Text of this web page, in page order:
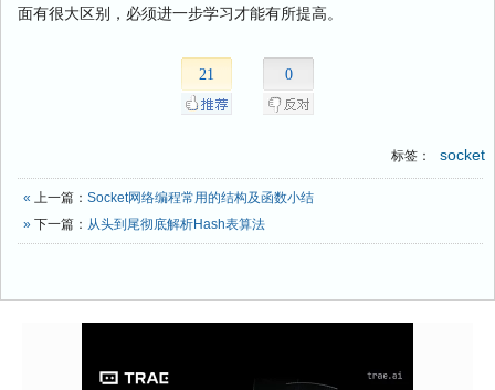
面有很大区别，必须进一步学习才能有所提高。
21 0
标签： socket
« 上一篇： Socket网络编程常用的结构及函数小结
» 下一篇： 从头到尾彻底解析Hash表算法